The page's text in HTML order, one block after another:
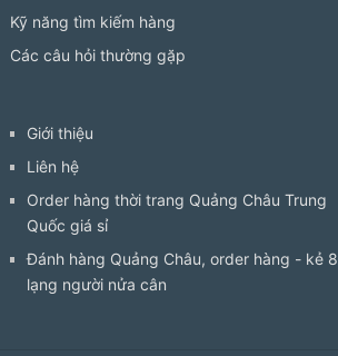
Kỹ năng tìm kiếm hàng
Các câu hỏi thường gặp
Giới thiệu
Liên hệ
Order hàng thời trang Quảng Châu Trung
Quốc giá sỉ
Đánh hàng Quảng Châu, order hàng - kẻ 8
lạng người nửa cân